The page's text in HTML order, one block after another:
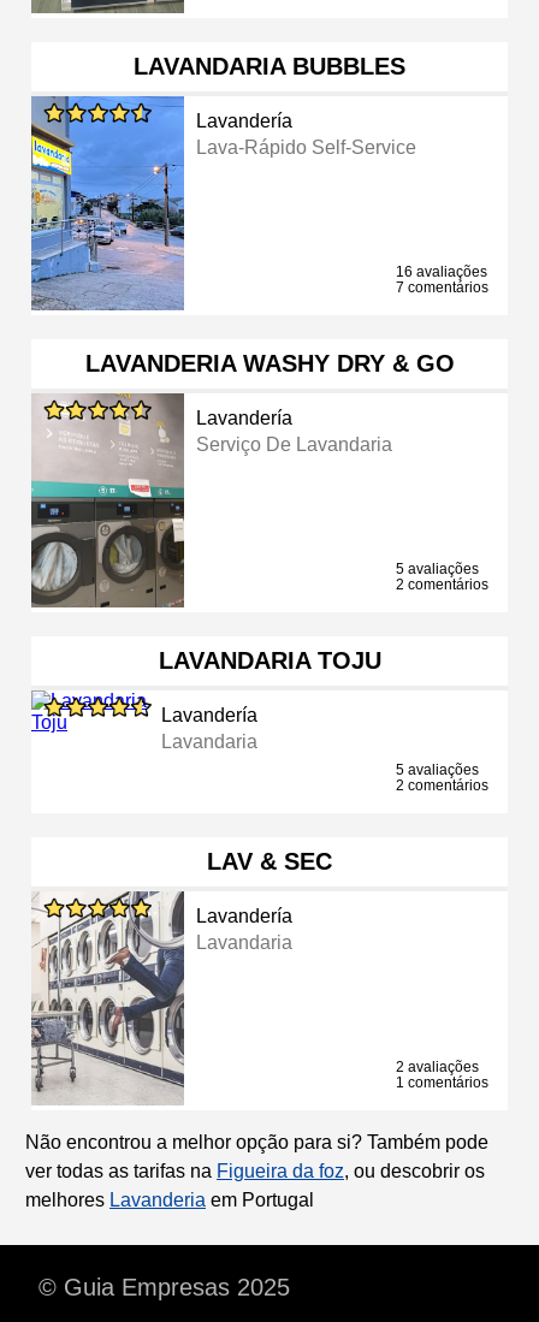
LAVANDARIA BUBBLES
Lavandería
Lava-Rápido Self-Service
16 avaliações
7 comentários
LAVANDERIA WASHY DRY & GO
Lavandería
Serviço De Lavandaria
5 avaliações
2 comentários
LAVANDARIA TOJU
Lavandería
Lavandaria
5 avaliações
2 comentários
LAV & SEC
Lavandería
Lavandaria
2 avaliações
1 comentários
Não encontrou a melhor opção para si? Também pode
ver todas as tarifas na Figueira da foz, ou descobrir os
melhores Lavanderia em Portugal
© Guia Empresas 2025